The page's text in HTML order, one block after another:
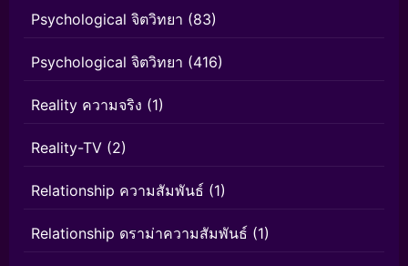
Psychological จิตวิทยา (83)
Psychological จิตวิทยา (416)
Reality ความจริง (1)
Reality-TV (2)
Relationship ความสัมพันธ์ (1)
Relationship ดราม่าความสัมพันธ์ (1)